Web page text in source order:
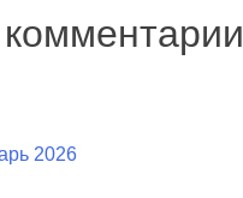
2026